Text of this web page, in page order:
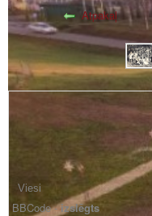
Atpakaļ
BBCode -izslēgts